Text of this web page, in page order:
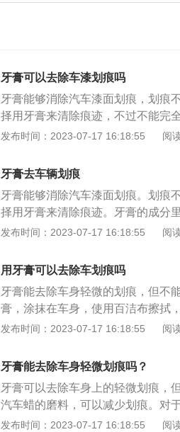
牙膏可以去除车漆划痕吗
牙膏能够消除汽车漆面划痕，划痕
择用牙膏来清除痕迹，不过不能完
痕的作用，牙膏成分里包含着研磨
锈，特别是白色车漆汽车，效果最
下：1、先用清水清洗划痕；2、晾
后在法兰绒或者抓挠部位涂上牙膏
车用的绒布要保持清洁，不能沾有
明划痕面积大，底漆损坏。建议去
发布时间：2023-07-17 16:18:55 阅
牙膏去车辆划痕
牙膏能够消除汽车漆面划痕。划痕
择用牙膏来清除痕迹。牙膏的成分
车蜡的作用。除此之外，牙膏还可
过也不是长久之计。如果遇上大雨
身漆面划痕更适用于浅色车漆的车
涂抹区域车漆泛白，起到适得其反
车划痕方法：1、准备好牙膏、研
试一下效果；2、使用软布或者海
布或者海绵上，适当用力打磨伤痕
面修复布，方法也是进行摩擦，但
否则会出现一些轻微哑光的效果。
发布时间：2023-07-17 16:18:55 阅
用牙膏可以去除车划痕吗
牙膏能去除车身轻微的划痕，但不
膏，涂抹在车身，使用百洁布擦拭
车划痕的其他方法有：1、使用橡
磨。避免车产生划痕的方法是：1
后的导流板高度；3、露天停车远离
发布时间：2023-07-17 16:18:55 阅
牙膏能去除车身轻微划痕吗？
牙膏可以去除车身上的轻微划痕，
汽车蜡的磨料，可以减少划痕。对
修。1、汽车漆的浅划痕可用砂纸
发布时间：2023-07-17 16:18:55 阅